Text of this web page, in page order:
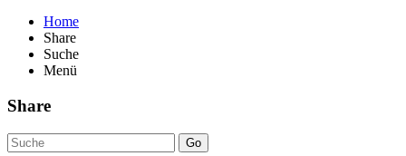
Home
Share
Suche
Menü
Share
Go